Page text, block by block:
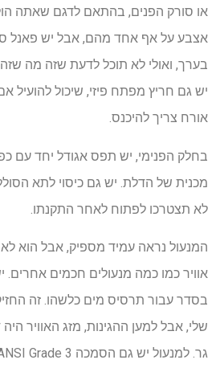
או סורק הפנים, בהתאם לדגם שאתה
אצבע על אף אחד מהם, אבל יש פאנל
בערך, ואולי לא תוכל לדעת שזה מה
יש גם חריץ מפתח פיזי, שיכול להועיל
אורח צריך להיכנס.
בחלק הפנימי, יש תפס אגודל יחד עם
מכנית של הדלת. יש גם כיסוי לתא
לא תצטרכו לפתוח לאחר התקנתו.
המנעול נראה עמיד מספיק, אבל הוא
בסדר עבור תרסיס מים כלשהו. זה
שלי, אבל למען ההגינות, מזג האוויר
גר. למנעול יש גם הסמכה ANSI Grade 3.